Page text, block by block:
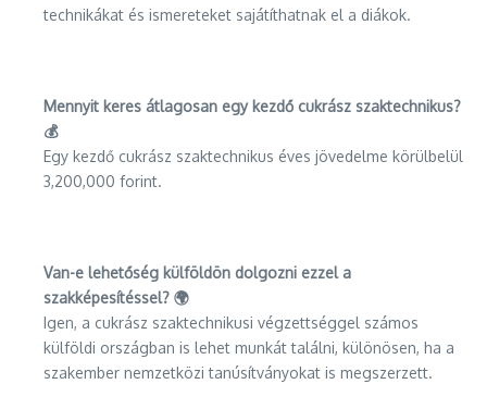
technikákat és ismereteket sajátíthatnak el a diákok.
Mennyit keres átlagosan egy kezdő cukrász szaktechnikus?
💰
Egy kezdő cukrász szaktechnikus éves jövedelme körülbelül
3,200,000 forint.
Van-e lehetőség külföldön dolgozni ezzel a
szakképesítéssel? 🌍
Igen, a cukrász szaktechnikusi végzettséggel számos
külföldi országban is lehet munkát találni, különösen, ha a
szakember nemzetközi tanúsítványokat is megszerzett.